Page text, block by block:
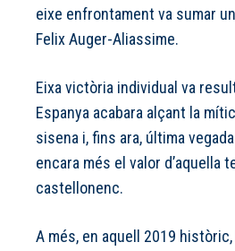
eixe enfrontament va sumar
Felix Auger-Aliassime.
Eixa victòria individual va
Espanya acabara alçant la
sisena i, fins ara, última
encara més el valor d’aquella
castellonenc.
A més, en aquell 2019